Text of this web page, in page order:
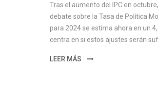
Tras el aumento del IPC en
debate sobre la Tasa de Política
para 2024 se estima ahora en un
centra en si estos ajustes serán
LEER MÁS